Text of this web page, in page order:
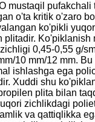
mustaqil pufakchali
o'ta kritik o'zaro
ko'pikli
plitadir. Ko'piklanish
0,45-0,55 g/
10 mm/12 mm.
ishlashga ega
Xuddi shu
plita bilan
zichlikdagi
va qattiqlikka